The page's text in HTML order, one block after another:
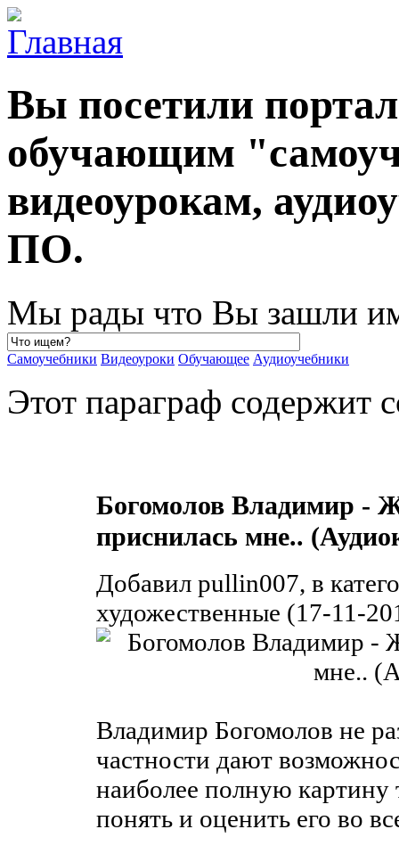
Вы посетили
обучающим
видеоурокам,
ПО.
Мы рады что Вы зашли
Самоучебники Видеоуроки Обучающее Аудиоучебники
Этот параграф содержит
Богомолов Владимир -
приснилась мне..
Добавил pullin007, в
художественные (17-11-
Владимир Богомолов не
частности дают
наиболее полную картину
понять и оценить его во